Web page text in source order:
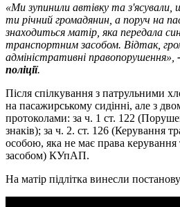
«Ми зупинили автівку та з'ясували,
ти річний громадянин, а поруч на
знаходиться матір, яка передала
транспортним засобом. Відтак,
адміністративні правопорушення»,
поліції.
Після спілкування з патрульними
на пасажирському сидінні, але з
протоколами: за ч. 1 ст. 122
знаків); за ч. 2. ст. 126 (Керування
особою, яка не має права
засобом) КУпАП.
На матір підлітка винесли